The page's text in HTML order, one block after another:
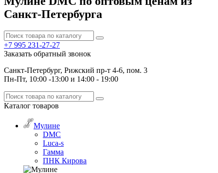
Санкт-Петербурга
+7 995 231-27-27
Заказать обратный звонок
Санкт-Петербург, Рижский пр-т 4-6, пом. 3
Пн-Пт, 10:00 -13:00 и 14:00 - 19:00
Каталог товаров
Мулине
DMC
Luca-s
Гамма
ПНК Кирова